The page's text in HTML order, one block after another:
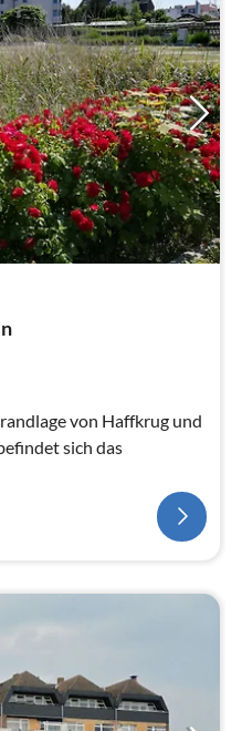
von Haffkrug und
sich das